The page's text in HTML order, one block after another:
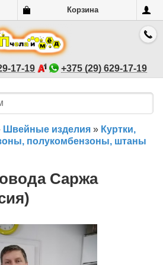
Корзина
17-19 +375 (29) 629-17-19
Швейные изделия » Куртки,
полукомбензоны, штаны
Саржа